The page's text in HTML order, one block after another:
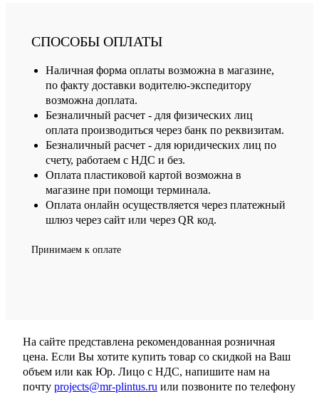
СПОСОБЫ ОПЛАТЫ
Наличная форма оплаты возможна в магазине,
по факту доставки водителю-экспедитору
возможна доплата.
Безналичный расчет - для физических лиц
оплата производиться через банк по реквизитам.
Безналичный расчет - для юридических лиц по
счету, работаем с НДС и без.
Оплата пластиковой картой возможна в
магазине при помощи терминала.
Оплата онлайн осуществляется через платежный
шлюз через сайт или через QR код.
Принимаем к оплате
На сайте представлена рекомендованная розничная
цена. Если Вы хотите купить товар со скидкой на Ваш
объем или как Юр. Лицо с НДС, напишите нам на
почту projects@mr-plintus.ru или позвоните по телефону